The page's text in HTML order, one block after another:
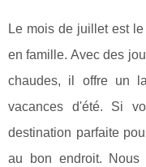
Le mois de juillet est
en famille. Avec des
chaudes, il offre un
vacances d'été. Si
destination parfaite
au bon endroit.